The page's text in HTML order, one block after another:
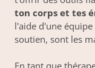
ton corps et tes
l'aide d'une
soutien, sont les